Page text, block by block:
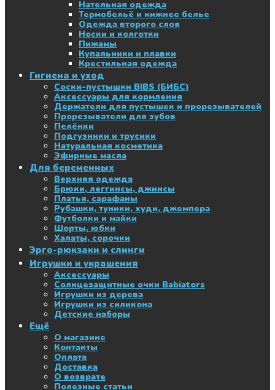
Нательная одежда
Термобельё и нижнее белье
Одежда второго слоя
Носки и колготки
Пижамы
Купальники и плавки
Крестильная одежда
Гигиена и уход
Соски-пустышки BIBS (БИБС)
Аксессуары для кормления
Держатели для пустышек и прорезывателей
Прорезыватели для зубов
Пелёнки
Подгузники и трусики
Натуральная косметика
Эфирные масла
Для беременных
Верхняя одежда
Брюки, леггинсы, джинсы
Платья, сарафаны
Рубашки, туники, худи, джемпера
Футболки и майки
Шорты, юбки
Халаты, сорочки
Эрго-рюкзаки и слинги
Игрушки и украшения
Аксессуары
Солнцезащитные очки Babiators
Игрушки из дерева
Игрушки из силикона
Детские наборы
Ещё
О магазине
Контакты
Оплата
Доставка
О возврате
Полезные статьи